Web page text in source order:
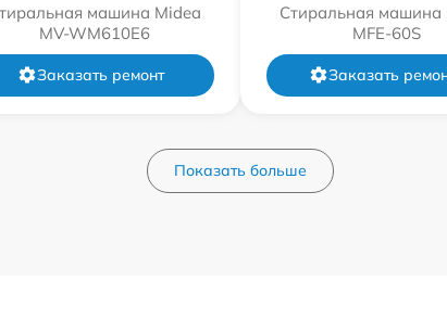
машина Midea
MV-WM610E6
Заказать ремонт
Стиральная машина
MFE-60S
Заказать
Показать больше